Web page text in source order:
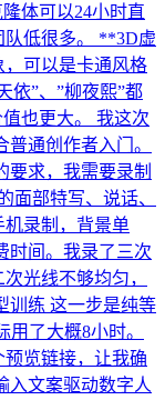
体可以24小时直
队低很多。 **3D虚
可以是卡通风格
依”、”柳夜熙”都
也更大。 我这次
通创作者入门。
要求，我需要录制
部特写、说话、
录制，背景单
时间。我录了三次
光线不够均匀，
训练 这一步是纯等
了大概8小时。
览链接，让我确
入文案驱动数字人